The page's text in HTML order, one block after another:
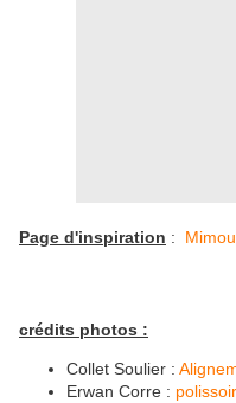
Page d'inspiration :
crédits photos :
Collet Soulier :
Erwan Corre :